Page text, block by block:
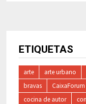
ETIQUETAS
arte arte urbano
bravas
CaixaForum
cocina de autor